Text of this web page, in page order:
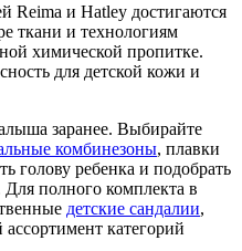
Reima и Hatley достигаются
ткани и технологиям
химической пропитке.
для детской кожи и
заранее. Выбирайте
комбинезоны, плавки
голову ребенка и подобрать
Для полного комплекта в
детские сандалии,
категорий